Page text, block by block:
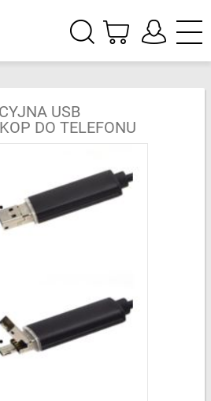
USB
DO TELEFONU